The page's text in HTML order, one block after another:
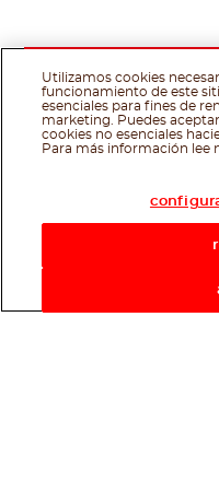
Utilizamos cookies
funcionamiento de este
esenciales para fines de
marketing. Puedes
cookies no esenciales
Para más información lee